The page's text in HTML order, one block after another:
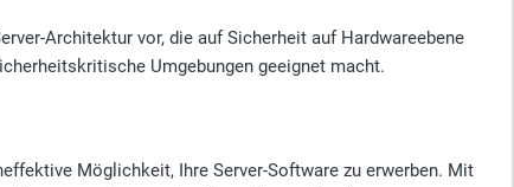
Architektur vor, die auf Sicherheit auf Hardwareebene
Umgebungen geeignet macht.
Möglichkeit, Ihre Server-Software zu erwerben. Mit